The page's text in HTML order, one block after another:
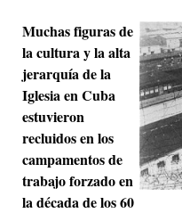
Muchas figuras de
la cultura y la alta
jerarquía de la
Iglesia en Cuba
estuvieron
recluidos en los
campamentos de
trabajo forzado en
la década de los 60